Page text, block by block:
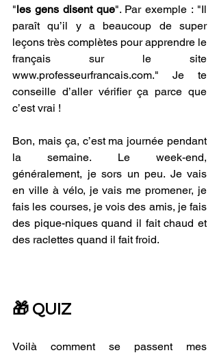
"les gens disent que". Par exemple : "Il
paraît qu’il y a beaucoup de super
leçons très complètes pour apprendre le
www.professeurfrancais.com." Je te
conseille d’aller vérifier ça parce que
c’est vrai !
Bon, mais ça, c’est ma journée pendant
la semaine. Le week-end,
généralement, je sors un peu. Je vais
en ville à vélo, je vais me promener, je
fais les courses, je vois des amis, je fais
des pique-niques quand il fait chaud et
des raclettes quand il fait froid.
🎁 QUIZ
Voilà comment se passent mes